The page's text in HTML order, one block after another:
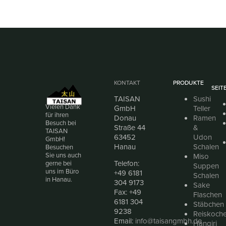
Vielen Dank
für ihren
Besuch bei
TAISAN
GmbH!
Besuchen
Sie uns auch
gerne bei
uns im Büro
in Hanau.
KONTAKT
TAISAN
GmbH
Donau
Straße 44
63452
Hanau
Telefon:
+49 6181
304 9173
Fax: +49
6181 304
9238
Email: info@taisangmbh.de
PRODUKTE
Sushi
Teller
Ramen
&
Udon
Schalen
Miso
Suppen
Schalen
Sake
Flaschen
Stäbchen
Hangiri